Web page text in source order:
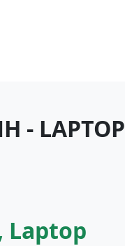
- LAPTOP
Laptop